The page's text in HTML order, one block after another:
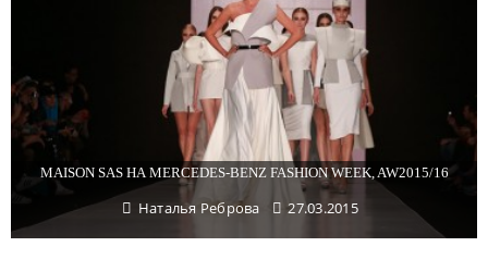
MAISON SAS НА MERCEDES-BENZ FASHION WEEK, AW2015/16
Наталья Реброва 27.03.2015